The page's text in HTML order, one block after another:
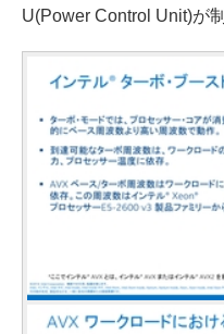
U(Power Control Unit)が